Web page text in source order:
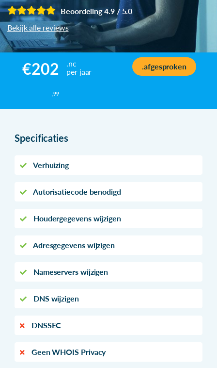
Beoordeling 4.9 / 5.0
Bekijk alle reviews
€202
,99
.nc
per jaar
.afgesproken
Specificaties
Verhuizing
Autorisatiecode benodigd
Houdergegevens wijzigen
Adresgegevens wijzigen
Nameservers wijzigen
DNS wijzigen
DNSSEC
Geen WHOIS Privacy